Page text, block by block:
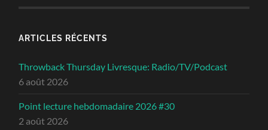
ARTICLES RÉCENTS
Throwback Thursday Livresque: Radio/TV/Podcast
6 août 2026
Point lecture hebdomadaire 2026 #30
2 août 2026